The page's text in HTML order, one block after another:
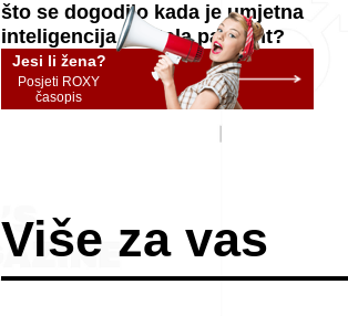
što se dogodilo kada je umjetna
inteligencija postala pacijent?
Jesi li žena?
Posjeti ROXY
časopis
Više za vas